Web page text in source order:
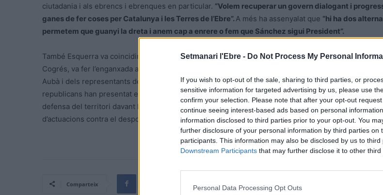
Setmanari l'Ebre - Do Not Process My Personal
If you wish to opt-out of the sale, sharing to third parties, or
sensitive information for targeted advertising by us, please use
confirm your selection. Please note that after your opt-out
continue seeing interest-based ads based on personal
information disclosed to third parties prior to your opt-out. You
further disclosure of your personal information by third parties on
participants. This information may also be disclosed by us to
Downstream Participants that may further disclose it to other third
Personal Data Processing Opt Outs
ciutadania i als ebrencs i ebrenques en particular. “Volem recuperar un govern dialogant i
ganes de fer coses per Catalunya i les Terres de l’Ebre”. A més ha assenyalat que “hi ha dos
permetem que guanyi la dreta i anem cap a enrere o fem que Sánchez sigui President”.
També Esquerra va coincidir en l’espai amb els altres dos partits. Norma Pujol, número 2 per
Cogrés, va fer l’enganxada acompanyada del també candidat Eladi Galbe (5), del candidat al Senat
Aubà i dels representants de la candidatura d’Esquerra a Deltebre Joan Alginet i Vanesa Callau.
republicans han presentat esta setmana els eixos de la seua campanya: la denúncia de le
defensa del territori davant les «agressions» de l’Estat i la reclamació de les inversions pendents a
d’actuacions contra el despoblament i per la diversificació econòmica.
Comparteix